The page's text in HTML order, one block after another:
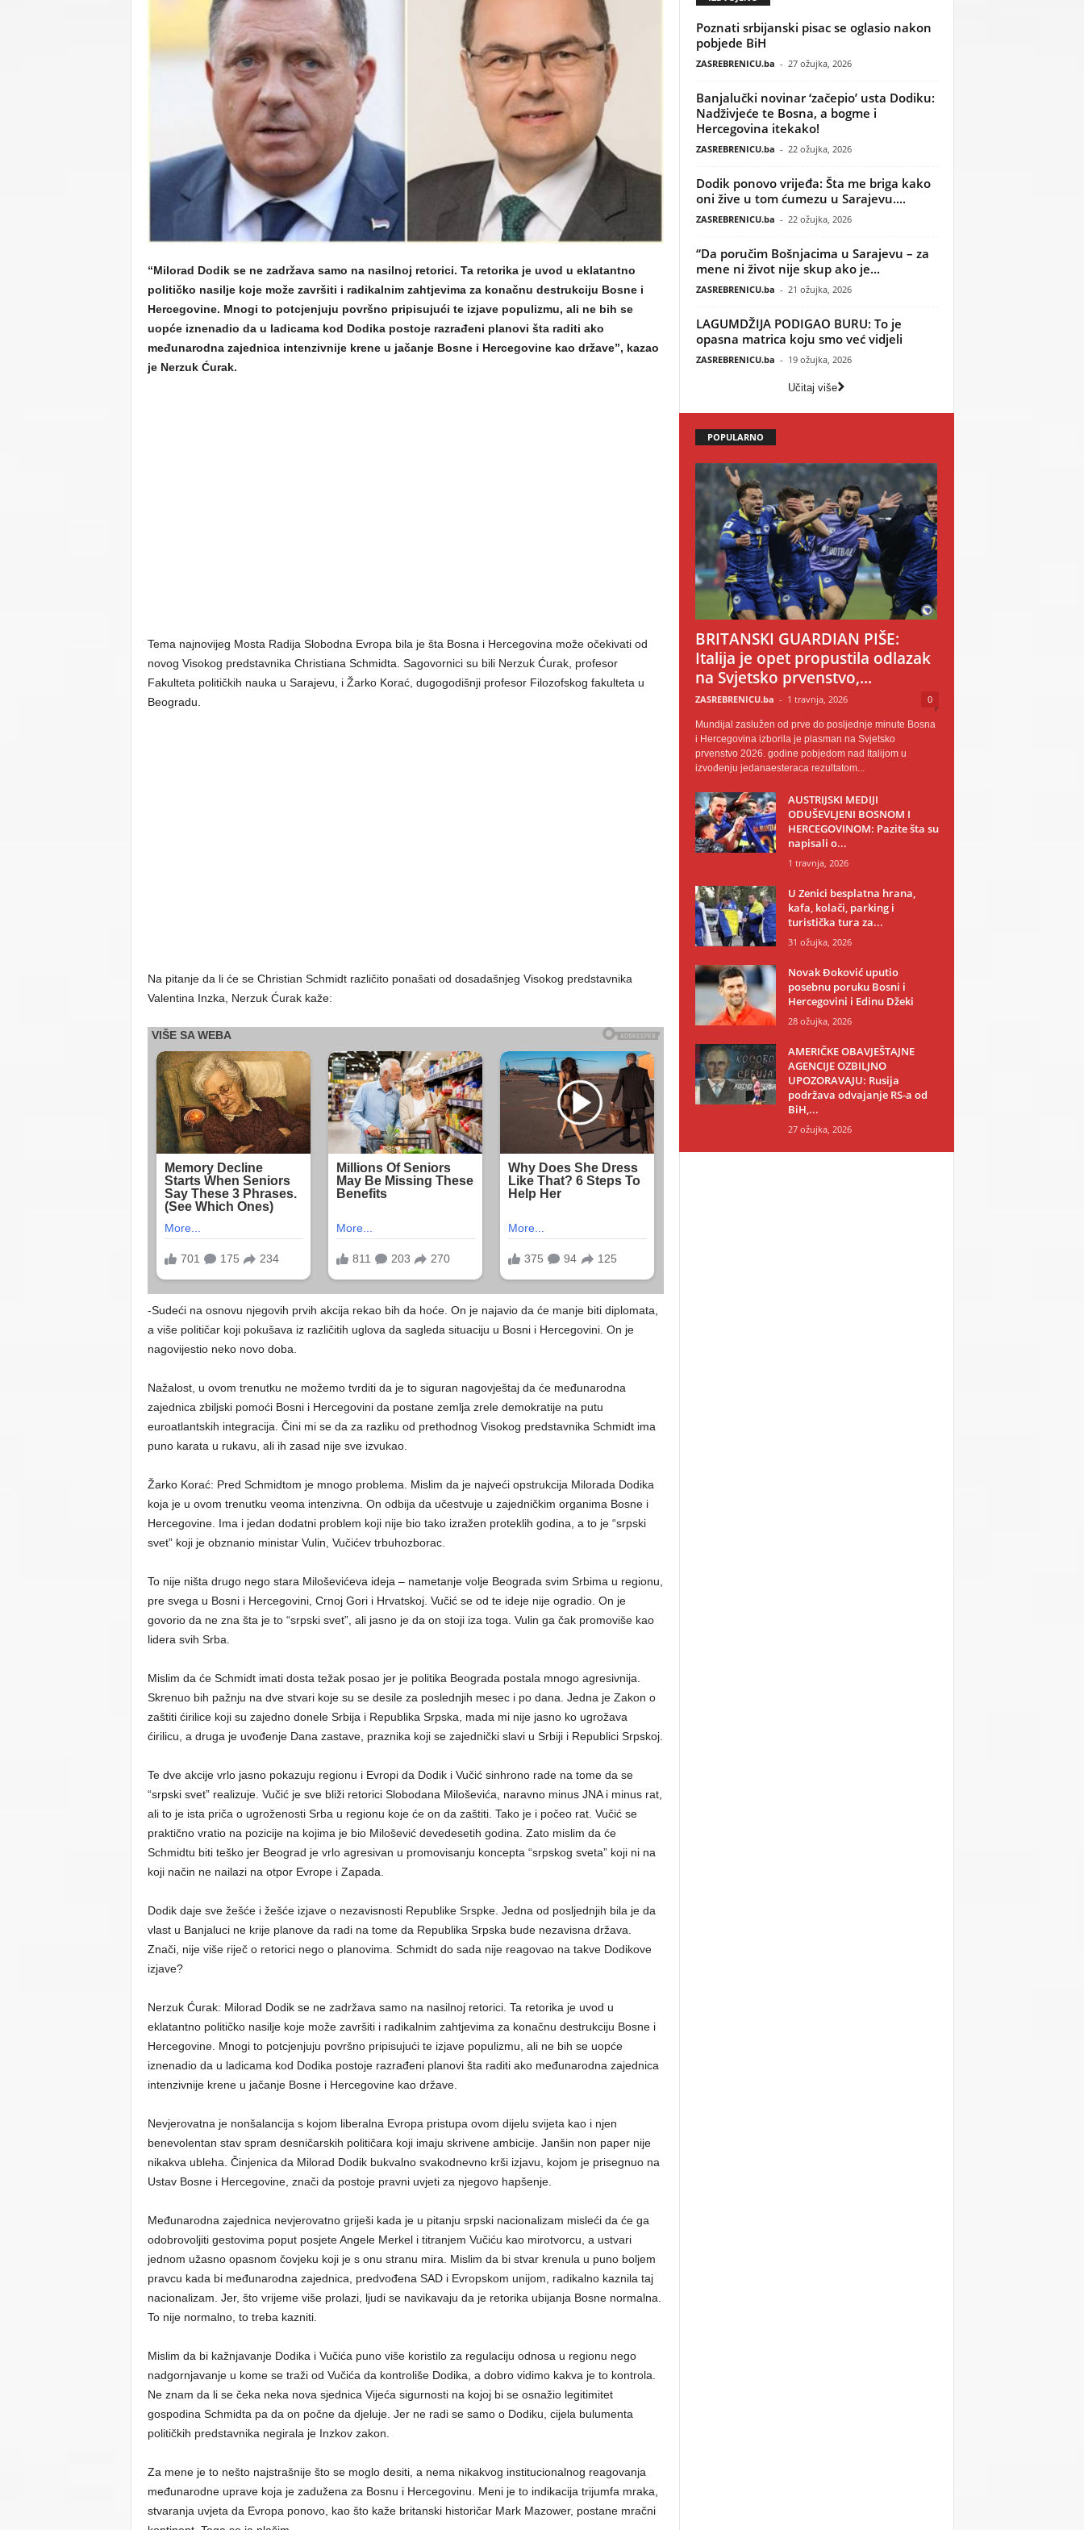
“Milorad Dodik se ne zadržava samo na nasilnoj retorici. Ta retorika je uvod u eklatantno
političko nasilje koje može završiti i radikalnim zahtjevima za konačnu destrukciju Bosne i
Hercegovine. Mnogi to potcjenjuju površno pripisujući te izjave populizmu, ali ne bih se
uopće iznenadio da u ladicama kod Dodika postoje razrađeni planovi šta raditi ako
međunarodna zajednica intenzivnije krene u jačanje Bosne i Hercegovine kao države”, kazao
je Nerzuk Ćurak.
Tema najnovijeg Mosta Radija Slobodna Evropa bila je šta Bosna i Hercegovina može očekivati od
novog Visokog predstavnika Christiana Schmidta. Sagovornici su bili Nerzuk Ćurak, profesor
Fakulteta političkih nauka u Sarajevu, i Žarko Korać, dugogodišnji profesor Filozofskog fakulteta u
Beogradu.
Na pitanje da li će se Christian Schmidt različito ponašati od dosadašnjeg Visokog predstavnika
Valentina Inzka, Nerzuk Ćurak kaže:
-Sudeći na osnovu njegovih prvih akcija rekao bih da hoće. On je najavio da će manje biti diplomata,
a više političar koji pokušava iz različitih uglova da sagleda situaciju u Bosni i Hercegovini. On je
nagovijestio neko novo doba.
Nažalost, u ovom trenutku ne možemo tvrditi da je to siguran nagovještaj da će međunarodna
zajednica zbiljski pomoći Bosni i Hercegovini da postane zemlja zrele demokratije na putu
euroatlantskih integracija. Čini mi se da za razliku od prethodnog Visokog predstavnika Schmidt ima
puno karata u rukavu, ali ih zasad nije sve izvukao.
Žarko Korać: Pred Schmidtom je mnogo problema. Mislim da je najveći opstrukcija Milorada Dodika
koja je u ovom trenutku veoma intenzivna. On odbija da učestvuje u zajedničkim organima Bosne i
Hercegovine. Ima i jedan dodatni problem koji nije bio tako izražen proteklih godina, a to je “srpski
svet” koji je obznanio ministar Vulin, Vučićev trbuhozborac.
To nije ništa drugo nego stara Miloševićeva ideja – nametanje volje Beograda svim Srbima u regionu,
pre svega u Bosni i Hercegovini, Crnoj Gori i Hrvatskoj. Vučić se od te ideje nije ogradio. On je
govorio da ne zna šta je to “srpski svet”, ali jasno je da on stoji iza toga. Vulin ga čak promoviše kao
lidera svih Srba.
Mislim da će Schmidt imati dosta težak posao jer je politika Beograda postala mnogo agresivnija.
Skrenuo bih pažnju na dve stvari koje su se desile za poslednjih mesec i po dana. Jedna je Zakon o
zaštiti ćirilice koji su zajedno donele Srbija i Republika Srpska, mada mi nije jasno ko ugrožava
ćirilicu, a druga je uvođenje Dana zastave, praznika koji se zajednički slavi u Srbiji i Republici Srpskoj.
Te dve akcije vrlo jasno pokazuju regionu i Evropi da Dodik i Vučić sinhrono rade na tome da se
“srpski svet” realizuje. Vučić je sve bliži retorici Slobodana Miloševića, naravno minus JNA i minus rat,
ali to je ista priča o ugroženosti Srba u regionu koje će on da zaštiti. Tako je i počeo rat. Vučić se
praktično vratio na pozicije na kojima je bio Milošević devedesetih godina. Zato mislim da će
Schmidtu biti teško jer Beograd je vrlo agresivan u promovisanju koncepta “srpskog sveta” koji ni na
koji način ne nailazi na otpor Evrope i Zapada.
Dodik daje sve žešće i žešće izjave o nezavisnosti Republike Srspke. Jedna od posljednjih bila je da
vlast u Banjaluci ne krije planove da radi na tome da Republika Srpska bude nezavisna država.
Znači, nije više riječ o retorici nego o planovima. Schmidt do sada nije reagovao na takve Dodikove
izjave?
Nerzuk Ćurak: Milorad Dodik se ne zadržava samo na nasilnoj retorici. Ta retorika je uvod u
eklatantno političko nasilje koje može završiti i radikalnim zahtjevima za konačnu destrukciju Bosne i
Hercegovine. Mnogi to potcjenjuju površno pripisujući te izjave populizmu, ali ne bih se uopće
iznenadio da u ladicama kod Dodika postoje razrađeni planovi šta raditi ako međunarodna zajednica
intenzivnije krene u jačanje Bosne i Hercegovine kao države.
Nevjerovatna je nonšalancija s kojom liberalna Evropa pristupa ovom dijelu svijeta kao i njen
benevolentan stav spram desničarskih političara koji imaju skrivene ambicije. Janšin non paper nije
nikakva ubleha. Činjenica da Milorad Dodik bukvalno svakodnevno krši izjavu, kojom je prisegnuo na
Ustav Bosne i Hercegovine, znači da postoje pravni uvjeti za njegovo hapšenje.
Međunarodna zajednica nevjerovatno griješi kada je u pitanju srpski nacionalizam misleći da će ga
odobrovoljiti gestovima poput posjete Angele Merkel i titranjem Vučiću kao mirotvorcu, a ustvari
jednom užasno opasnom čovjeku koji je s onu stranu mira. Mislim da bi stvar krenula u puno boljem
pravcu kada bi međunarodna zajednica, predvođena SAD i Evropskom unijom, radikalno kaznila taj
nacionalizam. Jer, što vrijeme više prolazi, ljudi se navikavaju da je retorika ubijanja Bosne normalna.
To nije normalno, to treba kazniti.
Mislim da bi kažnjavanje Dodika i Vučića puno više koristilo za regulaciju odnosa u regionu nego
nadgornjavanje u kome se traži od Vučića da kontroliše Dodika, a dobro vidimo kakva je to kontrola.
Ne znam da li se čeka neka nova sjednica Vijeća sigurnosti na kojoj bi se osnažio legitimitet
gospodina Schmidta pa da on počne da djeluje. Jer ne radi se samo o Dodiku, cijela bulumenta
političkih predstavnika negirala je Inzkov zakon.
Za mene je to nešto najstrašnije što se moglo desiti, a nema nikakvog institucionalnog reagovanja
međunarodne uprave koja je zadužena za Bosnu i Hercegovinu. Meni je to indikacija trijumfa mraka,
stvaranja uvjeta da Evropa ponovo, kao što kaže britanski historičar Mark Mazower, postane mračni
Poznati srbijanski pisac se oglasio nakon
pobjede BiH
ZASREBRENICU.ba - 27 ožujka, 2026
Banjalučki novinar ‘začepio’ usta Dodiku:
Nadživjeće te Bosna, a bogme i
Hercegovina itekako!
ZASREBRENICU.ba - 22 ožujka, 2026
Dodik ponovo vrijeđa: Šta me briga kako
oni žive u tom ćumezu u Sarajevu....
ZASREBRENICU.ba - 22 ožujka, 2026
“Da poručim Bošnjacima u Sarajevu – za
mene ni život nije skup ako je...
ZASREBRENICU.ba - 21 ožujka, 2026
LAGUMDŽIJA PODIGAO BURU: To je
opasna matrica koju smo već vidjeli
ZASREBRENICU.ba - 19 ožujka, 2026
Učitaj više
POPULARNO
BRITANSKI GUARDIAN PIŠE:
Italija je opet propustila odlazak
na Svjetsko prvenstvo,...
ZASREBRENICU.ba - 1 travnja, 2026 0
Mundijal zaslužen od prve do posljednje minute Bosna
i Hercegovina izborila je plasman na Svjetsko
prvenstvo 2026. godine pobjedom nad Italijom u
izvođenju jedanaesteraca rezultatom...
AUSTRIJSKI MEDIJI
ODUŠEVLJENI BOSNOM I
HERCEGOVINOM: Pazite šta su
napisali o...
1 travnja, 2026
U Zenici besplatna hrana,
kafa, kolači, parking i
turistička tura za...
31 ožujka, 2026
Novak Đoković uputio
posebnu poruku Bosni i
Hercegovini i Edinu Džeki
28 ožujka, 2026
AMERIČKE OBAVJEŠTAJNE
AGENCIJE OZBILJNO
UPOZORAVAJU: Rusija
podržava odvajanje RS-a od
BiH,...
27 ožujka, 2026